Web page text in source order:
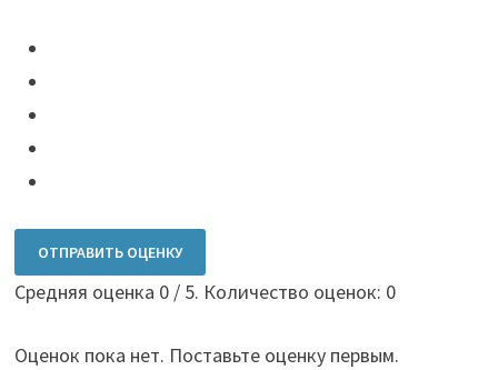
ОТПРАВИТЬ ОЦЕНКУ
Средняя оценка 0/ 5. Количество оценок: 0
Оценок пока нет. Поставьте оценку первым.